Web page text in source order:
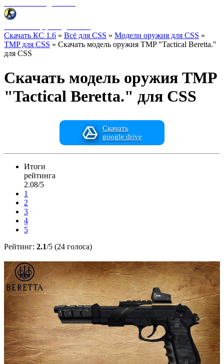
Скачать КС 1.6 » Всё для CSS » Модели оружия для CSS »
TMP для CSS » Скачать модель оружия TMP "Tactical Beretta."
для CSS
Скачать модель оружия TMP
"Tactical Beretta." для CSS
Скачать
google drive
Итоги
рейтинга
2.08/5
1
2
3
4
5
Рейтинг: 2.1/5 (24 голоса)